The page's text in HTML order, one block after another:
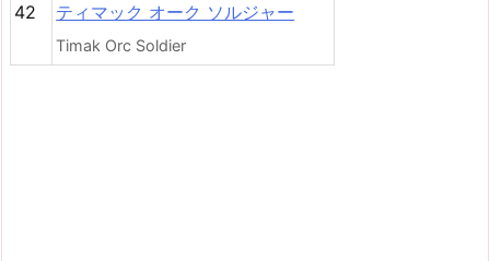
42 ティマック オーク ソルジャー
Timak Orc Soldier